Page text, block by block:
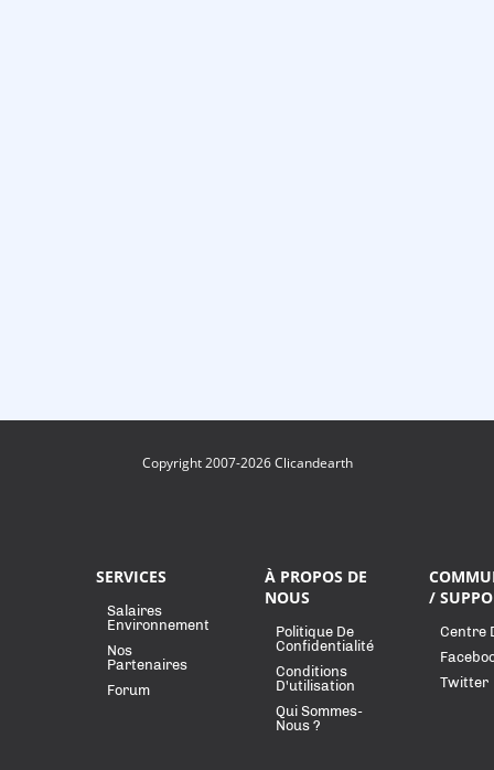
Copyright 2007-2026 Clicandearth
SERVICES
Salaires
Environnement
Nos
Partenaires
Forum
À PROPOS DE
NOUS
Politique De
Confidentialité
Conditions
D'utilisation
Qui Sommes-
Nous ?
/
Centre
Twitter